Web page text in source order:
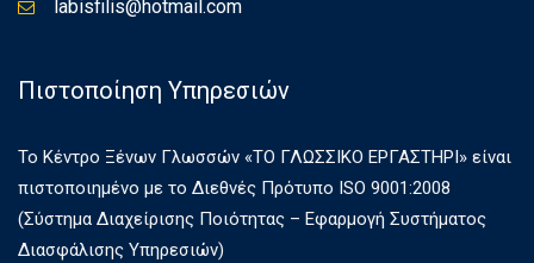
labisfilis@hotmail.com
Πιστοποίηση Υπηρεσιών
Το Κέντρο Ξένων Γλωσσών «ΤΟ ΓΛΩΣΣΙΚΟ ΕΡΓΑΣΤΗΡΙ» είναι
πιστοποιημένο με το Διεθνές Πρότυπο ISO 9001:2008
(Σύστημα Διαχείρισης Ποιότητας – Εφαρμογή Συστήματος
Διασφάλισης Υπηρεσιών)